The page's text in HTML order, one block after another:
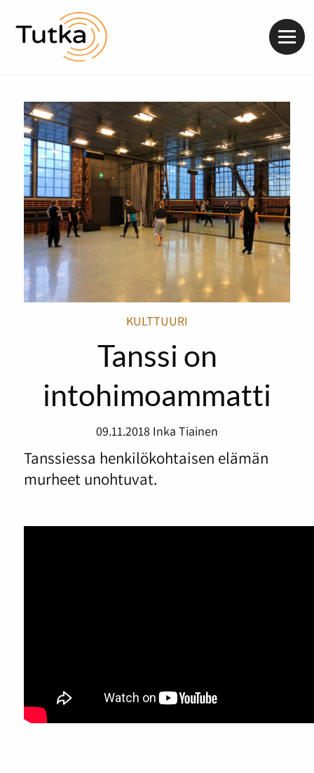
KULTTUURI
Tanssi on
intohimoammatti
09.11.2018 Inka Tiainen
Tanssiessa henkilökohtaisen elämän
murheet unohtuvat.